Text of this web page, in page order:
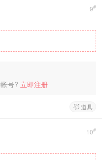
9#
号? 立即注册
 道具
10#